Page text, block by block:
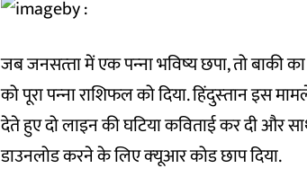
जब जनसत्‍ता में एक पन्‍ना भविष्‍य छपा, तो बाकी
को पूरा पन्‍ना राशिफल को दिया. हिंदुस्‍तान इस
देते हुए दो लाइन की घटिया कविताई कर दी और
डाउनलोड करने के लिए क्‍यूआर कोड छाप दिया.